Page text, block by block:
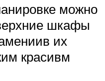
можно
шкафы
их
красивм